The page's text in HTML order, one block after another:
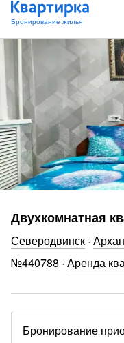
Двухкомнатная
Северодвинск ·
№440788 · Аренда
Бронирование